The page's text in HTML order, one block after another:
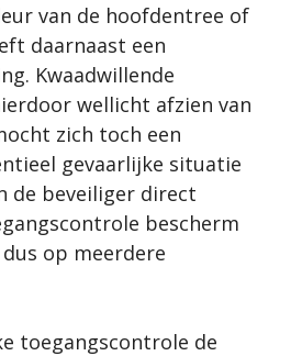
van de hoofdentree of
daarnaast een
Kwaadwillende
wellicht afzien van
zich toch een
gevaarlijke situatie
de beveiliger direct
bescherm
op meerdere
toegangscontrole de